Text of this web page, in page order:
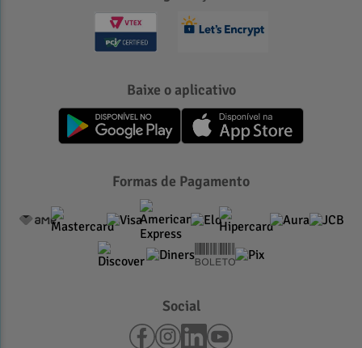
Baixe o aplicativo
Formas de Pagamento
Social